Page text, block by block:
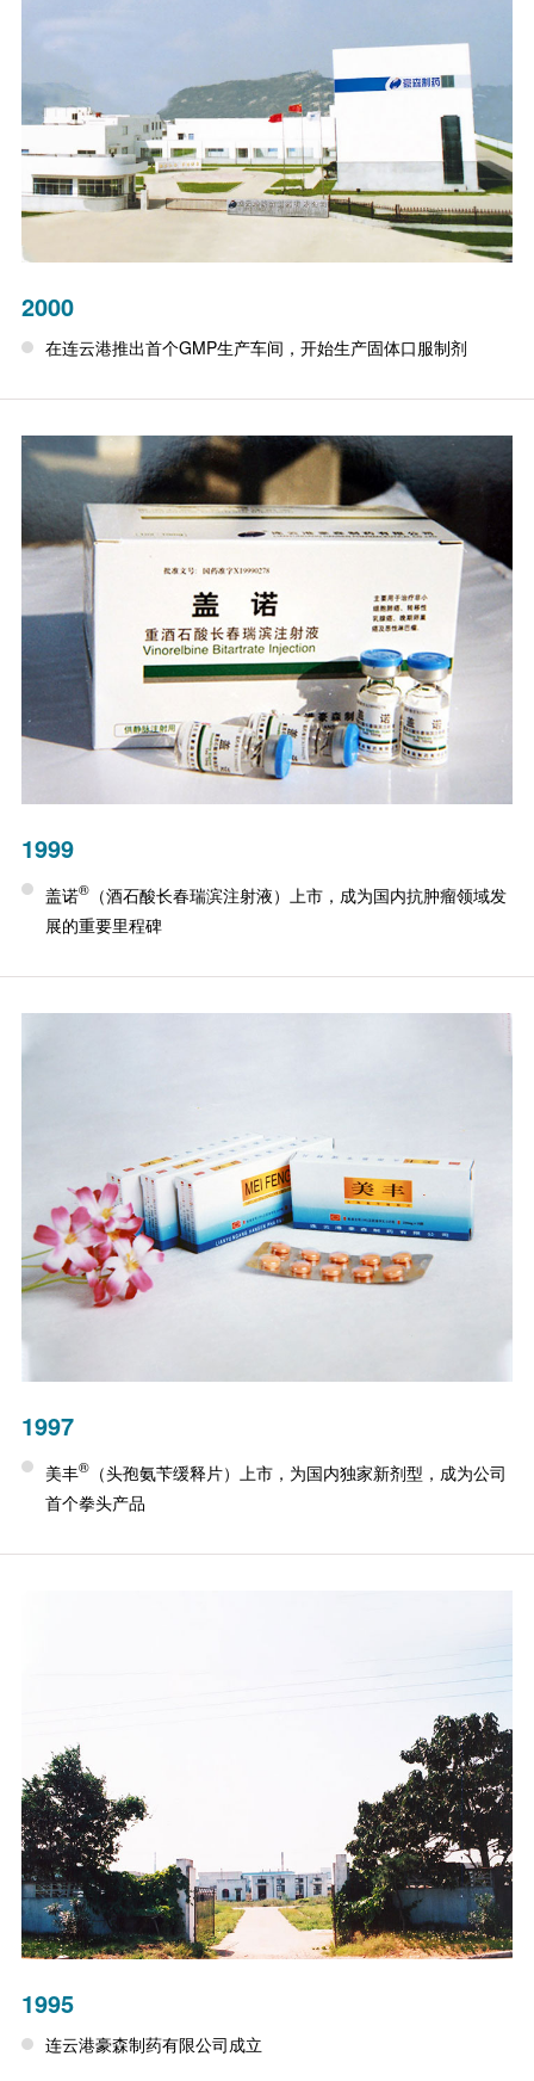
2000
在连云港推出首个GMP生产车间，开始生产固体口服制剂
1999
盖诺®（酒石酸长春瑞滨注射液）上市，成为国内抗肿瘤领域发
展的重要里程碑
1997
美丰®（头孢氨苄缓释片）上市，为国内独家新剂型，成为公司
首个拳头产品
1995
连云港豪森制药有限公司成立